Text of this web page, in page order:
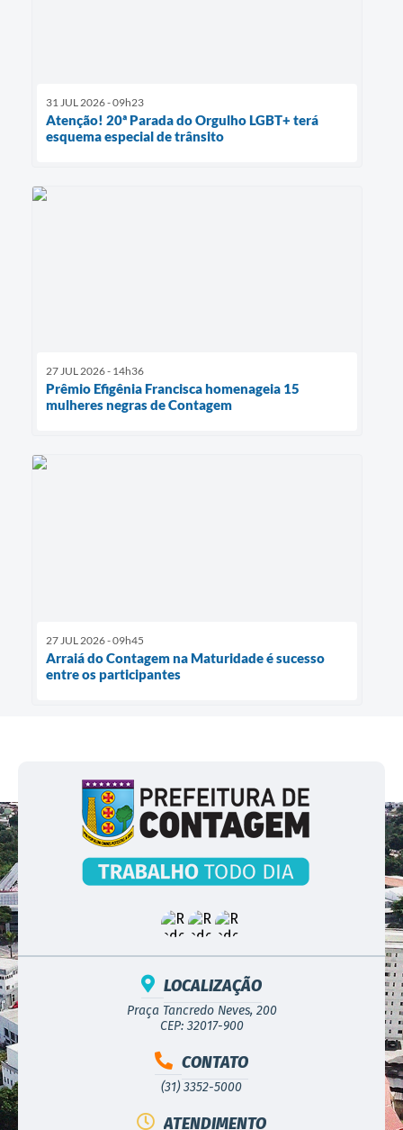
31 JUL 2026 - 09h23
Atenção! 20ª Parada do Orgulho LGBT+ terá
esquema especial de trânsito
27 JUL 2026 - 14h36
Prêmio Efigênia Francisca homenageia 15
mulheres negras de Contagem
27 JUL 2026 - 09h45
Arraiá do Contagem na Maturidade é sucesso
entre os participantes
LOCALIZAÇÃO
Praça Tancredo Neves, 200
CEP: 32017-900
CONTATO
(31) 3352-5000
ATENDIMENTO